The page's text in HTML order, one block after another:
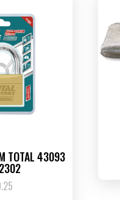
TOTAL 43093